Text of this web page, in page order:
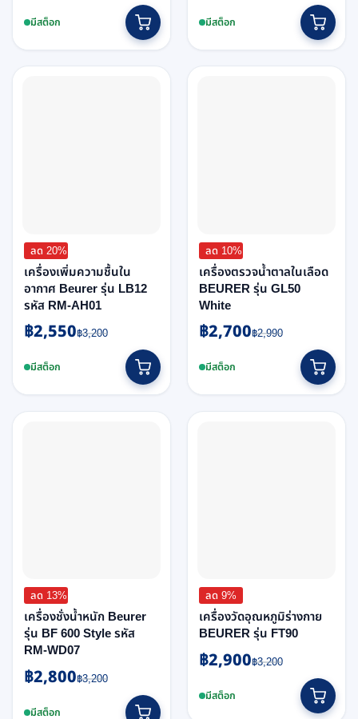
was:
is:มีสต็อก
was:
is:มีสต็อก
ลด 20%
เครื่องเพิ่มความชื้นใน
อากาศ Beurer รุ่น LB12
รหัส RM-AH01
฿3,200
Original
was:
฿2,550
Current
is:มีสต็อก
ลด 10%
เครื่องตรวจน้ำตาลในเลือด
BEURER รุ่น GL50
White
฿2,990
Original
was:
฿2,700
Current
is:มีสต็อก
ลด 13%
เครื่องชั่งน้ำหนัก Beurer
รุ่น BF 600 Style รหัส
RM-WD07
฿3,200
Original
was:
฿2,800
Current
is:มีสต็อก
ลด 9%
เครื่องวัดอุณหภูมิร่างกาย
BEURER รุ่น FT90
฿3,200
Original
was:
฿2,900
Current
is:มีสต็อก